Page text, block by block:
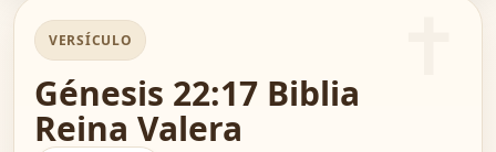
VERSÍCULO
Génesis 22:17 Biblia
Reina Valera